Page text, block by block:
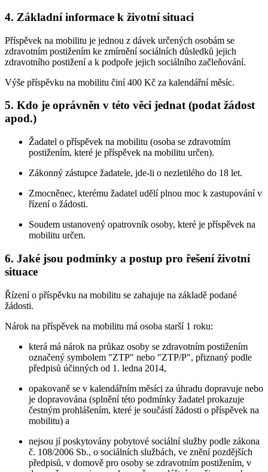
4. Základní informace k životní situaci
Příspěvek na mobilitu je jednou z dávek určených osobám se
zdravotním postižením ke zmírnění sociálních důsledků jejich
zdravotního postižení a k podpoře jejich sociálního začleňování.
Výše příspěvku na mobilitu činí 400 Kč za kalendářní měsíc.
5. Kdo je oprávněn v této věci jednat (podat žádost
apod.)
Žadatel o příspěvek na mobilitu (osoba se zdravotním
postižením, které je příspěvek na mobilitu určen).
Zákonný zástupce žadatele, jde-li o nezletilého do 18 let.
Zmocněnec, kterému žadatel udělí plnou moc k zastupování v
řízení o žádosti.
Soudem ustanovený opatrovník osoby, které je příspěvek na
mobilitu určen.
6. Jaké jsou podmínky a postup pro řešení životní
situace
Řízení o příspěvku na mobilitu se zahajuje na základě podané
žádosti.
Nárok na příspěvek na mobilitu má osoba starší 1 roku:
která má nárok na průkaz osoby se zdravotním postižením
označený symbolem "ZTP" nebo "ZTP/P", přiznaný podle
předpisů účinných od 1. ledna 2014,
opakovaně se v kalendářním měsíci za úhradu dopravuje nebo
je dopravována (splnění této podmínky žadatel prokazuje
čestným prohlášením, které je součástí žádosti o příspěvek na
mobilitu) a
nejsou jí poskytovány pobytové sociální služby podle zákona
č. 108/2006 Sb., o sociálních službách, ve znění pozdějších
předpisů, v domově pro osoby se zdravotním postižením, v